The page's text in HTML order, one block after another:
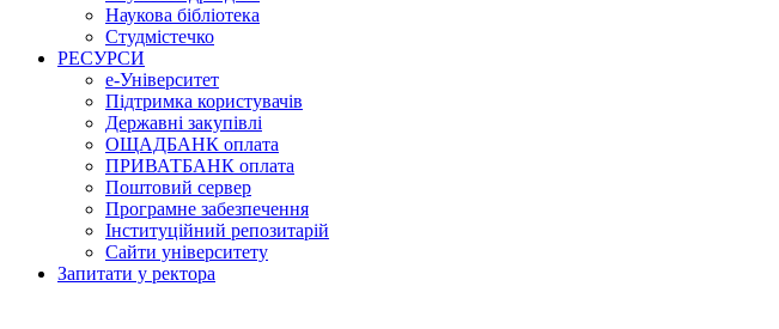
Наукова бібліотека
Студмістечко
РЕСУРСИ
е-Університет
Підтримка користувачів
Державні закупівлі
ОЩАДБАНК оплата
ПРИВАТБАНК оплата
Поштовий сервер
Програмне забезпечення
Інституційний репозитарій
Сайти університету
Запитати у ректора